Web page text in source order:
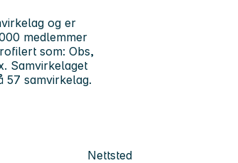
og er
medlemmer
som: Obs,
Samvirkelaget
57 samvirkelag.
Nettsted